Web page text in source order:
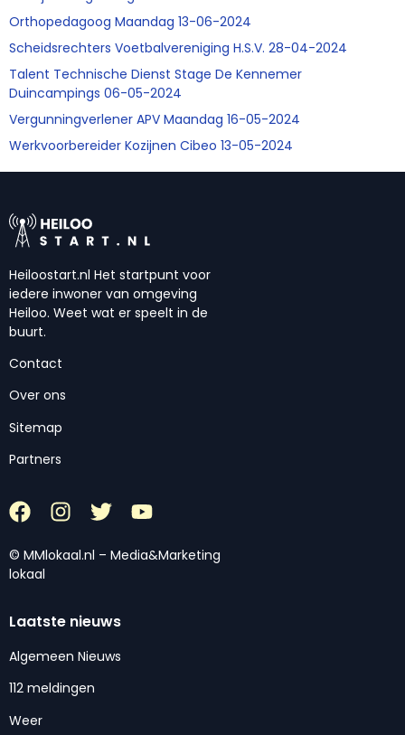
Orthopedagoog Maandag 13-06-2024
Scheidsrechters Voetbalvereniging H.S.V. 28-04-2024
Talent Technische Dienst Stage De Kennemer
Duincampings 06-05-2024
Vergunningverlener APV Maandag 16-05-2024
Werkvoorbereider Kozijnen Cibeo 13-05-2024
Heiloostart.nl Het startpunt voor
iedere inwoner van omgeving
Heiloo. Weet wat er speelt in de
buurt.
Contact
Over ons
Sitemap
Partners
© MMlokaal.nl – Media&Marketing
lokaal
Laatste nieuws
Algemeen Nieuws
112 meldingen
Weer